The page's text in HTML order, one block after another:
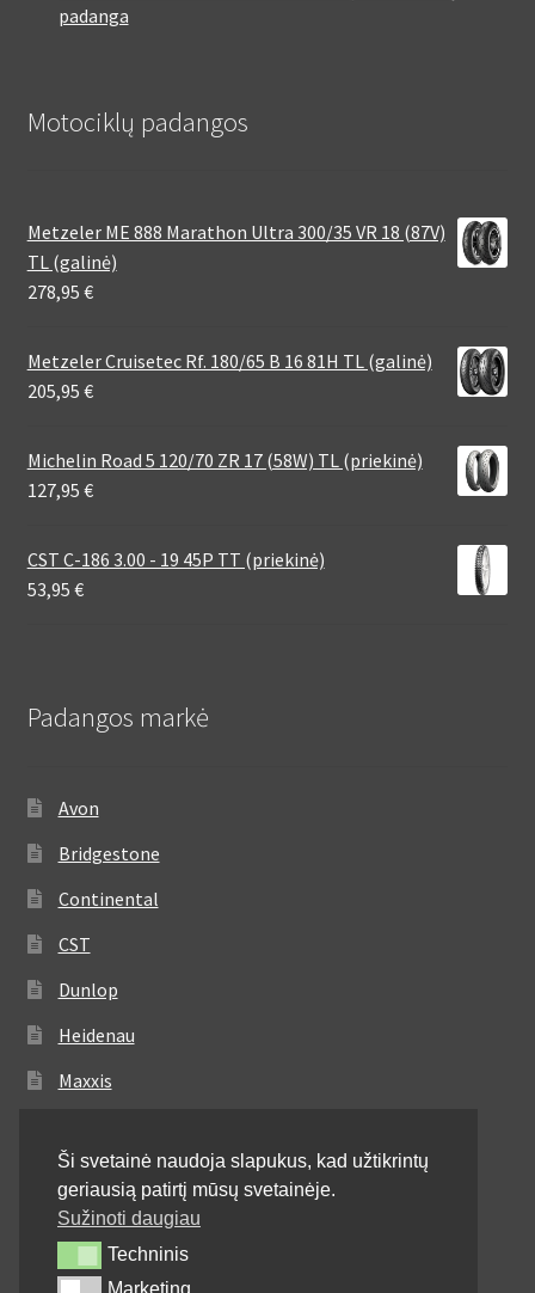
padanga
Motociklų padangos
Metzeler ME 888 Marathon Ultra 300/35 VR 18 (87V)
TL (galinė)
278,95 €
Metzeler Cruisetec Rf. 180/65 B 16 81H TL (galinė)
205,95 €
Michelin Road 5 120/70 ZR 17 (58W) TL (priekinė)
127,95 €
CST C-186 3.00 - 19 45P TT (priekinė)
53,95 €
Padangos markė
Avon
Bridgestone
Continental
CST
Dunlop
Heidenau
Maxxis
Michelin
Mitas
Pirelli
Ši svetainė naudoja slapukus, kad užtikrintų
geriausią patirtį mūsų svetainėje.
Sužinoti daugiau
TechninisTechninis
Marketing